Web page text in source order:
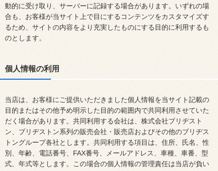
動的に受け取り、サーバーに記録する場合があります。いずれの場
合も、お客様が当サイト上で目にするコンテンツをカスタマイズす
るため、サイトの内容をより充実したものにする目的に利用するも
のとします。
個人情報の利用
当店は、お客様にご提供いただきました個人情報を当サイト記載の
目的またはその他予め明示した目的の範囲内で共同利用させていた
だく場合があります。共同利用する会社は、株式会社ブリヂスト
ン、ブリヂストン系列の販売会社・販売店およびその他のブリヂス
トングループ各社とします。共同利用する項目は、住所、氏名、性
別、年齢、電話番号、FAX番号、メールアドレス、車種、車番、型
式、年式等とします。この場合の個人情報の管理責任は当店が負い